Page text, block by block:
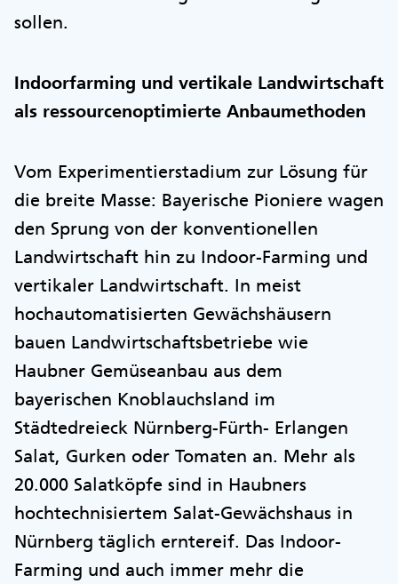
sollen.
Indoorfarming und vertikale Landwirtschaft
als ressourcenoptimierte Anbaumethoden
Vom Experimentierstadium zur Lösung für
die breite Masse: Bayerische Pioniere wagen
den Sprung von der konventionellen
Landwirtschaft hin zu Indoor-Farming und
vertikaler Landwirtschaft. In meist
hochautomatisierten Gewächshäusern
bauen Landwirtschaftsbetriebe wie
Haubner Gemüseanbau aus dem
bayerischen Knoblauchsland im
Städtedreieck Nürnberg-Fürth- Erlangen
Salat, Gurken oder Tomaten an. Mehr als
20.000 Salatköpfe sind in Haubners
hochtechnisiertem Salat-Gewächshaus in
Nürnberg täglich erntereif. Das Indoor-
Farming und auch immer mehr die